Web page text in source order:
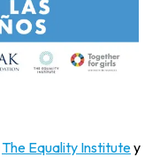
The Equality Institutey